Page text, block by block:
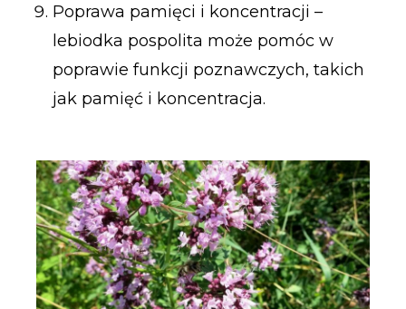
Poprawa pamięci i koncentracji –
lebiodka pospolita może pomóc w
poprawie funkcji poznawczych, takich
jak pamięć i koncentracja.